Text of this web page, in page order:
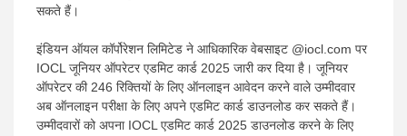
सकते हैं।
इंडियन ऑयल कॉर्पोरेशन लिमिटेड ने आधिकारिक वेबसाइट @iocl.com पर
IOCL जूनियर ऑपरेटर एडमिट कार्ड 2025 जारी कर दिया है। जूनियर
ऑपरेटर की 246 रिक्तियों के लिए ऑनलाइन आवेदन करने वाले उम्मीदवार
अब ऑनलाइन परीक्षा के लिए अपने एडमिट कार्ड डाउनलोड कर सकते हैं।
उम्मीदवारों को अपना IOCL एडमिट कार्ड 2025 डाउनलोड करने के लिए